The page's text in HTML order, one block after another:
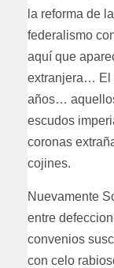
la reforma de
federalismo
aquí que
extranjera… El
años…
escudos
coronas
cojines.
Nuevamente
entre
convenios
con celo